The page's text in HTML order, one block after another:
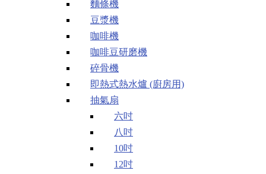
麵條機
豆漿機
咖啡機
咖啡豆研磨機
碎骨機
即熱式熱水爐 (廚房用)
抽氣扇
六吋
八吋
10吋
12吋